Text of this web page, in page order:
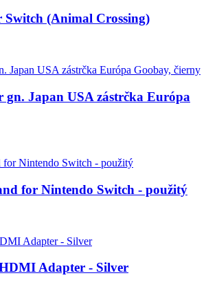
(Animal Crossing)
gn. Japan USA zástrčka Európa
for Nintendo Switch - použitý
Adapter - Silver